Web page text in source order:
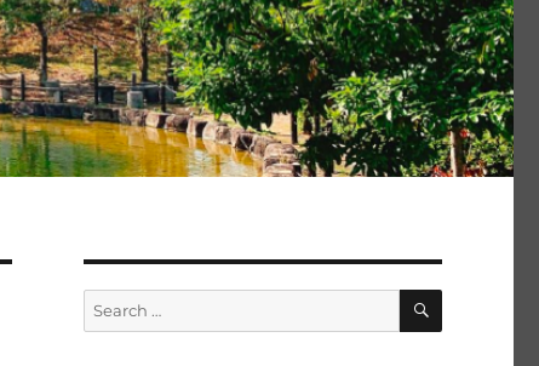
Search
for:
SEARCH